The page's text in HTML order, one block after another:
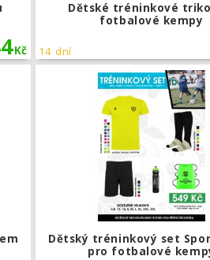
Kč
Dětské tréninkové
fotbalové kempy
14 dní
Látka na rohový praporek s logem
Dětský tréninkový set
pro fotbalové